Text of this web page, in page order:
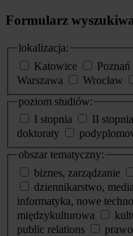
Formularz
lokalizacja:
Katowice
Poznań
Warszawa
Wrocław
poziom studiów:
I stopnia
II stopnia
doktoraty
obszar tematyczny:
biznes, zarządzanie
dziennikarstwo, media
informatyka, nowe
międzykulturowa
public relations
prawo